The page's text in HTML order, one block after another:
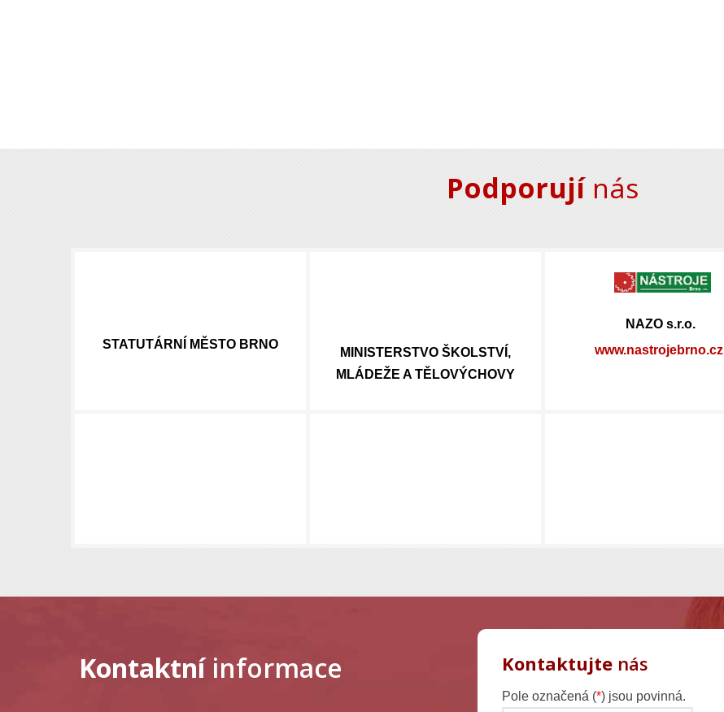
Podporujínás
STATUTÁRNÍ MĚSTO BRNO
MINISTERSTVO ŠKOLSTVÍ,
MLÁDEŽE A TĚLOVÝCHOVY
NAZO s.r.o.
www.nastrojebrno.cz
Kontaktníinformace Kontaktujte nás
Pole označená (*) jsou povinná.